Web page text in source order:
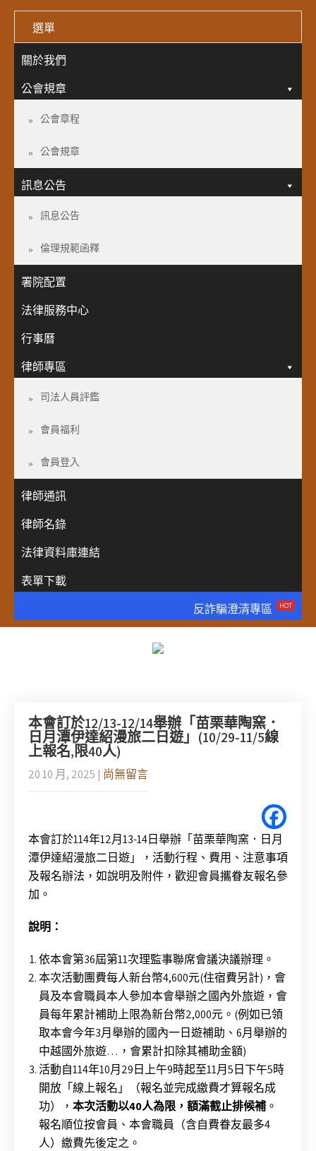
選單
關於我們
公會規章
公會章程
公會規章
訊息公告
訊息公告
倫理規範函釋
署院配置
法律服務中心
行事曆
律師專區
司法人員評鑑
會員福利
會員登入
律師通訊
律師名錄
法律資料庫連結
表單下載
反詐騙澄清專區
HOT
本會訂於12/13-12/14舉辦「苗栗華陶窯．
日月潭伊達紹漫旅二日遊」(10/29-11/5線
上報名,限40人)
20 10 月, 2025 | 尚無留言
本會訂於114年12月13-14日舉辦「苗栗華陶窯．日月
潭伊達紹漫旅二日遊」，活動行程、費用、注意事項
及報名辦法，如說明及附件，歡迎會員攜眷友報名參
加。
說明：
依本會第36屆第11次理監事聯席會議決議辦理。
本次活動團費每人新台幣4,600元(住宿費另計)，會
員及本會職員本人參加本會舉辦之國內外旅遊，會
員每年累計補助上限為新台幣2,000元。(例如已領
取本會今年3月舉辦的國內一日遊補助、6月舉辦的
中越國外旅遊…，會累計扣除其補助金額)
活動自114年10月29日上午9時起至11月5日下午5時
開放「線上報名」（報名並完成繳費才算報名成
功）， 本次活動以40人為限，額滿截止排候補 。
報名順位按會員、本會職員（含自費眷友最多4
人）繳費先後定之。